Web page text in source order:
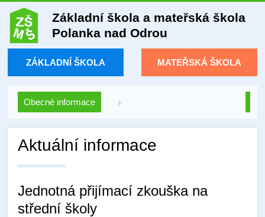
Základní škola a mateřská škola
Polanka nad Odrou
ZÁKLADNÍ ŠKOLA MATEŘSKÁ ŠKOLA
Obecné informace
Aktuální informace
Jednotná přijímací zkouška na
střední školy